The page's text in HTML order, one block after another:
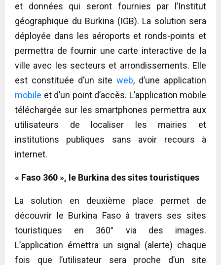
et données qui seront fournies par l’Institut
géographique du Burkina (IGB). La solution sera
déployée dans les aéroports et ronds-points et
permettra de fournir une carte interactive de la
ville avec les secteurs et arrondissements. Elle
est constituée d’un siteweb, d’une application
mobile et d’un point d’accès. L’application mobile
téléchargée sur les smartphones permettra aux
utilisateurs de localiser les mairies et
institutions publiques sans avoir recours à
internet.
« Faso 360 », le Burkina des sites touristiques
La solution en deuxième place permet de
découvrir le Burkina Faso à travers ses sites
touristiques en 360° via des images.
L’application émettra un signal (alerte) chaque
fois que l’utilisateur sera proche d’un site